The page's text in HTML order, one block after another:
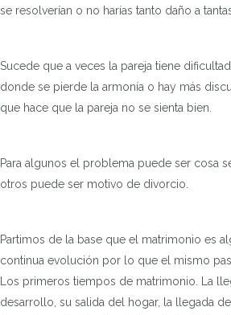
se resolverían o no harías tanto daño a
Sucede que a veces la pareja tiene
donde se pierde la armonía o hay más
que hace que la pareja no se sienta bien.
Para algunos el problema puede ser cosa
otros puede ser motivo de divorcio.
Partimos de la base que el matrimonio es
continua evolución por lo que el mismo
Los primeros tiempos de matrimonio. La
desarrollo, su salida del hogar, la llegada